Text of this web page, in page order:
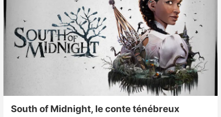
South of Midnight, le conte ténébreux